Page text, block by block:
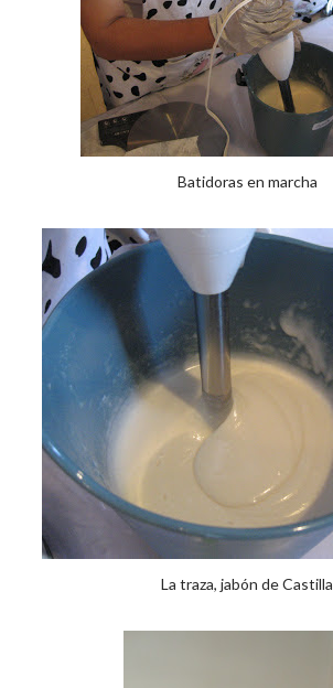
Batidoras en marcha
La traza, jabón de Castilla